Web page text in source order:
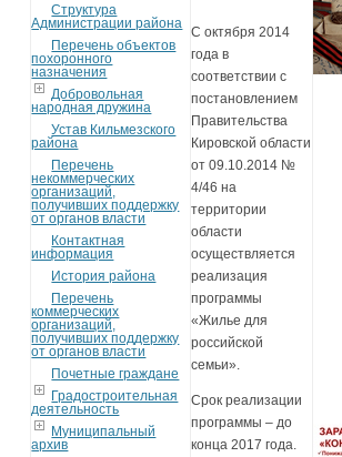
Структура
Администрации района
Перечень объектов
похоронного
назначения
Добровольная
народная дружина
Устав Кильмезского
района
Перечень
некоммерческих
организаций,
получивших поддержку
от органов власти
Контактная
информация
История района
Перечень
коммерческих
организаций,
получивших поддержку
от органов власти
Почетные граждане
Градостроительная
деятельность
Муниципальный
архив
С октября 2014
года в
соответствии с
постановлением
Правительства
Кировской области
от 09.10.2014 №
4/46 на
территории
области
осуществляется
реализация
программы
«Жилье для
российской
семьи».
Срок реализации
программы – до
конца 2017 года.